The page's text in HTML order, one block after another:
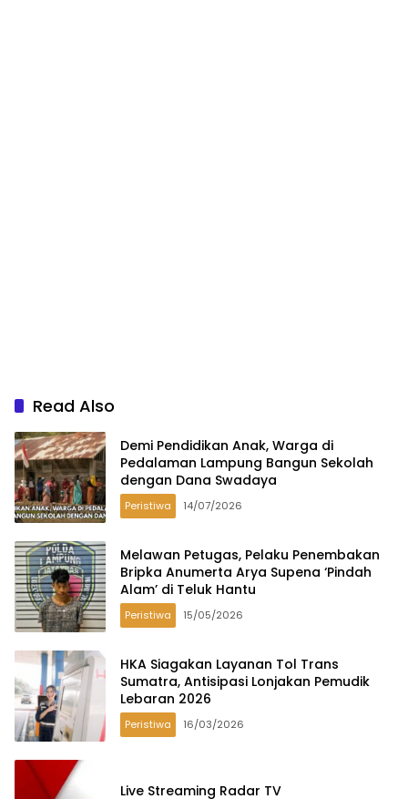
Read Also
Demi Pendidikan Anak, Warga di
Pedalaman Lampung Bangun Sekolah
dengan Dana Swadaya
Peristiwa 14/07/2026
Melawan Petugas, Pelaku Penembakan
Bripka Anumerta Arya Supena ‘Pindah
Alam’ di Teluk Hantu
Peristiwa 15/05/2026
HKA Siagakan Layanan Tol Trans
Sumatra, Antisipasi Lonjakan Pemudik
Lebaran 2026
Peristiwa 16/03/2026
Live Streaming Radar TV